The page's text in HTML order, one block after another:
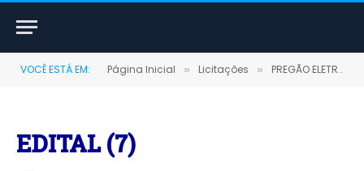
VOCÊ ESTÁ EM: Página Inicial » Licitações » PREGÃO ELETRÔNICO Nº 09/2020 (AQUISIÇÃO DE GÊNEROS ALIMENTÍCIOS E MATERIAL DE LIMPEZA DESTINADOS AO FMMA)
EDITAL (7)